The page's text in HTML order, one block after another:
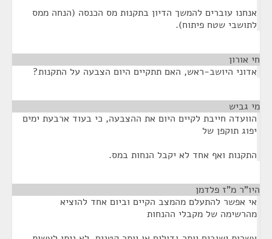
אנחנו עוברים להמשך הדיון בתקנות מס הכנסה (הנחה ממס
לתושבי שטח פיתוח).
חי אורון
אדוני היושב-ראש, האם תתקיים היום הצבעה על התקנות?
מי גביש
הוועדה חייבת לקיים היום את ההצבעה, כי בעוד ארבעת ימים
יפוג תוקפן של
התקנות ואף אחד לא יקבל הנחות במס.
היו"ר מ"ז פלדמן
אי אפשר להתעלם מהמצב הקיים וביום אחד להוציא
מהרשימה של מקבלי ההנחות